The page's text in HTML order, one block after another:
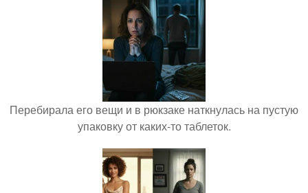
Перебирала его вещи и в рюкзаке наткнулась на пустую
упаковку от каких-то таблеток.